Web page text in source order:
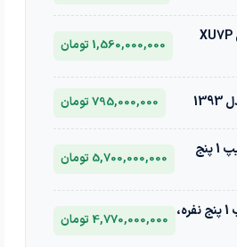
سمند، سورن، پلاس XU7P
1,560,000,000 تومان
795,000,000 تومان
فیدلیتی، پرستیژ، تیپ 1 پنج
5,700,000,000 تومان
فیدلیتی، الیت، تیپ 1 پنج نفره،
4,770,000,000 تومان